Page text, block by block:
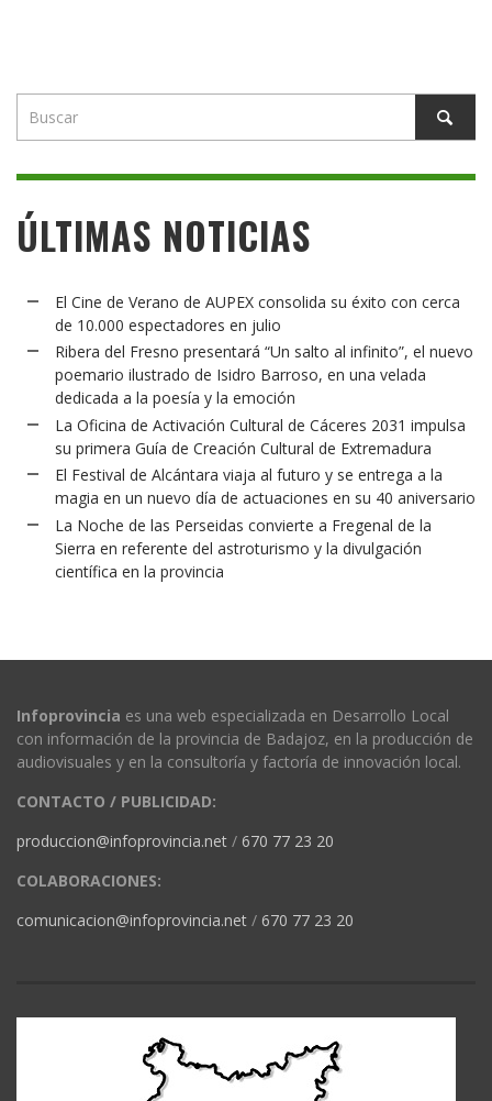
ÚLTIMAS NOTICIAS
El Cine de Verano de AUPEX consolida su éxito con cerca
de 10.000 espectadores en julio
Ribera del Fresno presentará “Un salto al infinito”, el nuevo
poemario ilustrado de Isidro Barroso, en una velada
dedicada a la poesía y la emoción
La Oficina de Activación Cultural de Cáceres 2031 impulsa
su primera Guía de Creación Cultural de Extremadura
El Festival de Alcántara viaja al futuro y se entrega a la
magia en un nuevo día de actuaciones en su 40 aniversario
La Noche de las Perseidas convierte a Fregenal de la
Sierra en referente del astroturismo y la divulgación
científica en la provincia
Infoprovincia es una web especializada en Desarrollo Local
con información de la provincia de Badajoz, en la producción de
audiovisuales y en la consultoría y factoría de innovación local.
CONTACTO / PUBLICIDAD:
produccion@infoprovincia.net / 670 77 23 20
COLABORACIONES:
comunicacion@infoprovincia.net / 670 77 23 20